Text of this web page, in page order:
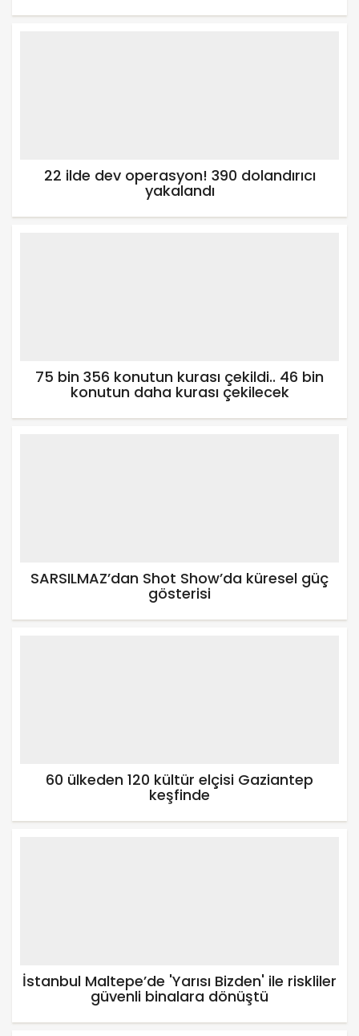
22 ilde dev operasyon! 390 dolandırıcı
yakalandı
75 bin 356 konutun kurası çekildi.. 46 bin
konutun daha kurası çekilecek
SARSILMAZ’dan Shot Show’da küresel güç
gösterisi
60 ülkeden 120 kültür elçisi Gaziantep
keşfinde
İstanbul Maltepe’de 'Yarısı Bizden' ile riskliler
güvenli binalara dönüştü